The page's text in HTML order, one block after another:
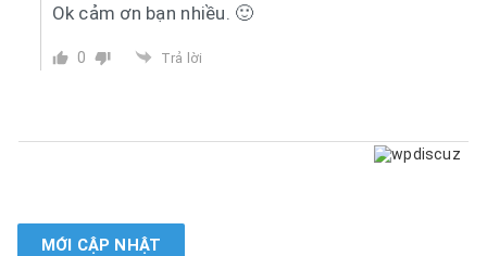
Ok cảm ơn bạn nhiều. 🙂
0 Trả lời
MỚI CẬP NHẬT